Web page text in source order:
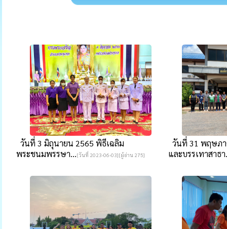
วันที่ 3 มิถุนายน​ 2565 พิธีเฉลิม
พระชนมพรรษา...[วันที่ 2023-06-03][ผู้อ่าน 275]
วันที่ 31 พฤษภา
และบรรเทาสาธา